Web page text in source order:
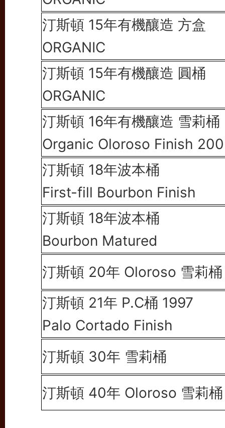
汀斯頓 15年有機釀造 方盒
ORGANIC
汀斯頓 15年有機釀造 圓桶
ORGANIC
汀斯頓 16年有機釀造 雪莉桶
Organic Oloroso Finish
汀斯頓 18年波本桶
First-fill Bourbon Finish
汀斯頓 18年波本桶
Bourbon Matured
汀斯頓 20年 Oloroso 雪莉桶
汀斯頓 21年 P.C桶 1997
Palo Cortado Finish
汀斯頓 30年 雪莉桶
汀斯頓 40年 Oloroso 雪莉桶